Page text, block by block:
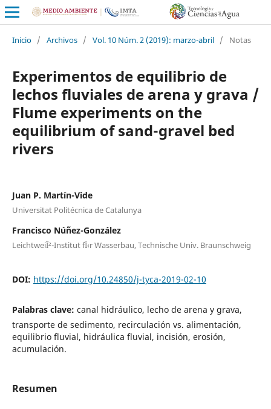
Inicio / Archivos / Vol. 10 Núm. 2 (2019): marzo-abril / Notas
Experimentos de equilibrio de
lechos fluviales de arena y grava /
Flume experiments on the
equilibrium of sand-gravel bed
rivers
Juan P. Martín-Vide
Universitat Politécnica de Catalunya
Francisco Núñez-González
LeichtweiÎ²-Institut fÏ‹r Wasserbau, Technische Univ. Braunschweig
DOI: https://doi.org/10.24850/j-tyca-2019-02-10
Palabras clave: canal hidráulico, lecho de arena y grava,
transporte de sedimento, recirculación vs. alimentación,
equilibrio fluvial, hidráulica fluvial, incisión, erosión,
acumulación.
Resumen